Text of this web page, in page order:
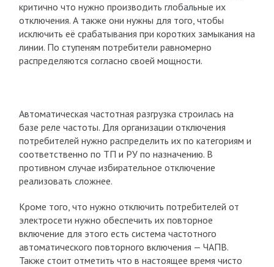
критично что нужно производить глобальные их
отключения. А также они нужны для того, чтобы
исключить её срабатывания при коротких замыкания на
линии. По ступеням потребители равномерно
распределяются согласно своей мощности.
Автоматическая частотная разгрузка строилась на
базе реле частоты. Для организации отключения
потребителей нужно распределить их по категориям и
соответственно по ТП и РУ по назначению. В
противном случае избирательное отключение
реализовать сложнее.
Кроме того, что нужно отключить потребителей от
электросети нужно обеспечить их повторное
включение для этого есть система частотного
автоматического повторного включения — ЧАПВ.
Также стоит отметить что в настоящее время чисто